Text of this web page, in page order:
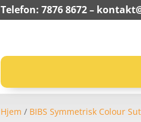
Telefon: 7876 8672 –
Hjem / BIBS Symmetrisk Colour